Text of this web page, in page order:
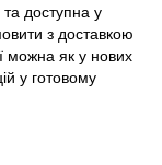
доступна у
з доставкою
можна як у нових
у готовому